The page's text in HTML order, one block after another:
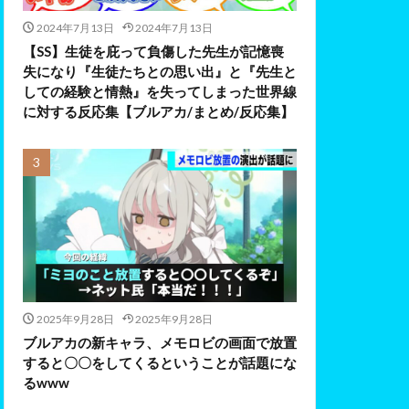
2024年7月13日 2024年7月13日
【SS】生徒を庇って負傷した先生が記憶喪
失になり『生徒たちとの思い出』と『先生と
しての経験と情熱』を失ってしまった世界線
に対する反応集【ブルアカ/まとめ/反応集】
2025年9月28日 2025年9月28日
ブルアカの新キャラ、メモロビの画面で放置
すると〇〇をしてくるということが話題にな
るwww